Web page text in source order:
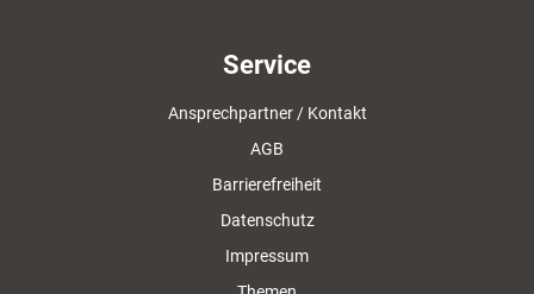
Service
Ansprechpartner / Kontakt
AGB
Barrierefreiheit
Datenschutz
Impressum